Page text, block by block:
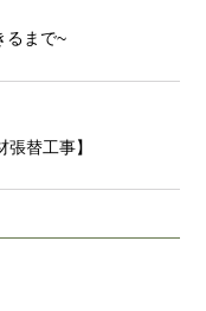
るまで~
張替工事】